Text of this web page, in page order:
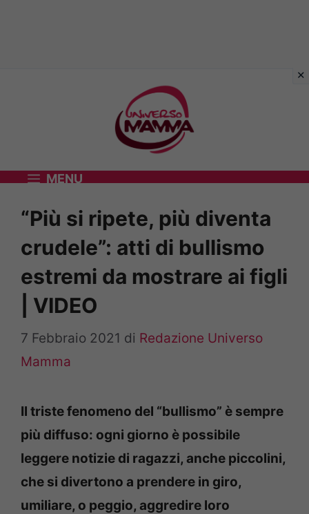
MENU
“Più si ripete, più diventa
crudele”: atti di bullismo
estremi da mostrare ai figli
| VIDEO
7 Febbraio 2021 di Redazione Universo
Mamma
Il triste fenomeno del “bullismo” è sempre
più diffuso: ogni giorno è possibile
leggere notizie di ragazzi, anche piccolini,
che si divertono a prendere in giro,
umiliare, o peggio, aggredire loro